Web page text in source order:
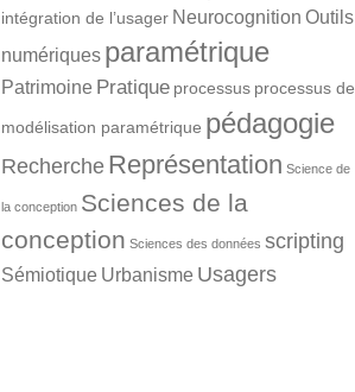
intégration de l’usager Neurocognition Outils
numériques paramétrique
Patrimoine Pratique processus processus de
modélisation paramétrique pédagogie
RechercheReprésentation Science de
la conception Sciences de la
conception Sciences des données scripting
Sémiotique Urbanisme Usagers